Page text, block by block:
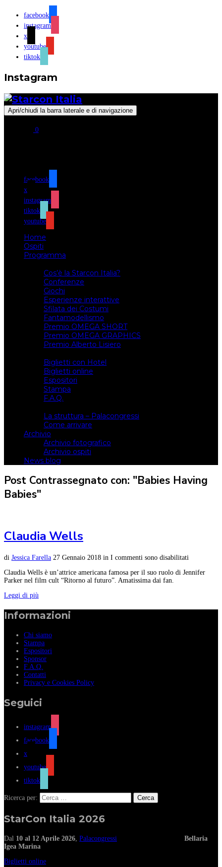
facebook
instagram
x
youtube
tiktok
Instagram
Apri/chiudi la barra laterale e di navigazione
0
facebook
x
instagram
tiktok
youtube
Home
Ospiti
Programma
Cos’è la Starcon Italia?
Conferenze
Giochi
Esperienze interattive
Sfilata dei Costumi
Fantamodellismo
Premio OMEGA SHORT
Premio OMEGA GRAPHICS
Premio Alberto Lisiero
Biglietti con Hotel
Biglietti online
Espositori
Stampa
F.A.Q.
La struttura – Palacongressi
Come arrivare
Archivio
Archivio fotografico
Archivio ospiti
News blog
Post Contrassegnato con: "Babies Having
Babies"
Claudia Wells
di Jessica Farella 27 Gennaio 2018 in I commenti sono disabilitati
Claudia Wells è un’attrice americana famosa per il suo ruolo di Jennifer
Parker nel film cult “Ritorno al futuro”. Amatissima dai fan.
Leggi di più
Informazioni
Chi siamo
Stampa
Espositori
Sponsor
F.A.Q.
Contatti
Privacy e Cookies Policy
Seguici
instagram
facebook
x
youtube
tiktok
Ricerca per:
StarCon Italia 2026
Dal 10 al 12 Aprile 2026 Palacongressi
Bellaria
Igea Marina
Biglietti online